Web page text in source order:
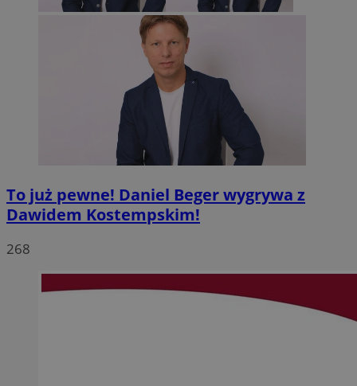
To już pewne! Daniel Beger wygrywa z
Dawidem Kostempskim!
268